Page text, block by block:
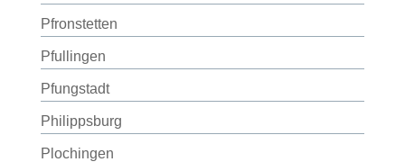
Pfronstetten
Pfullingen
Pfungstadt
Philippsburg
Plochingen